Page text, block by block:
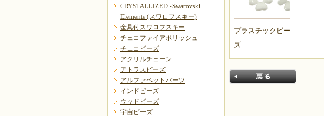
プラスチックビー
ズ
CRYSTALLIZED -Swarovski
Elements (スワロフスキー)
金具付スワロフスキー
チェコファイアポリッシュ
チェコビーズ
アクリルチェーン
アトラスビーズ
アルファベットパーツ
インドビーズ
ウッドビーズ
宇宙ビーズ